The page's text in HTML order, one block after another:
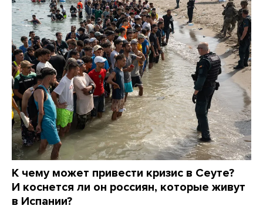
К чему может привести кризис в Сеуте?
И коснется ли он россиян, которые живут
в Испании?